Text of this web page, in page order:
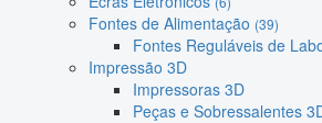
Fontes de Alimentação (39)
Fontes Reguláveis de
Impressão 3D
Impressoras 3D
Peças e Sobressalentes